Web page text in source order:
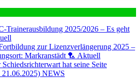
Trainerausbildung 2025/2026 – Es geht
zur Lizenzverlängerung 2025 –
Markranstädt 🏸 Aktuell
Schiedsrichterwart hat seine Seite
21.06.2025) NEWS